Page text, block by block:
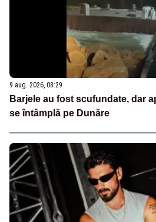
9 aug. 2026, 08:29
Barjele au fost scufundate, dar
se întâmplă pe Dunăre